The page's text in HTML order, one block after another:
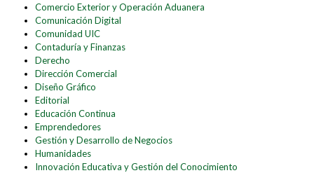
Comercio Exterior y Operación Aduanera
Comunicación Digital
Comunidad UIC
Contaduría y Finanzas
Derecho
Dirección Comercial
Diseño Gráfico
Editorial
Educación Continua
Emprendedores
Gestión y Desarrollo de Negocios
Humanidades
Innovación Educativa y Gestión del Conocimiento